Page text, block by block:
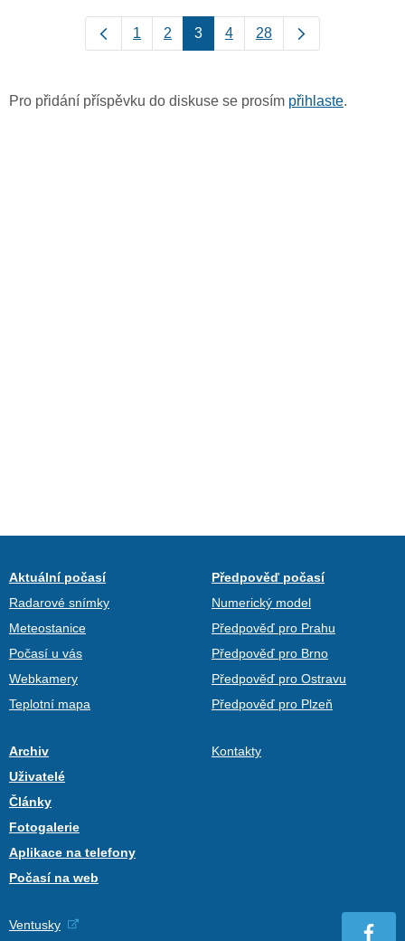
1 2 3 4 28
Pro přidání příspěvku do diskuse se prosím přihlaste.
Aktuální počasí
Radarové snímky
Meteostanice
Počasí u vás
Webkamery
Teplotní mapa
Předpověď počasí
Numerický model
Předpověď pro Prahu
Předpověď pro Brno
Předpověď pro Ostravu
Předpověď pro Plzeň
Archiv
Uživatelé
Články
Fotogalerie
Aplikace na telefony
Počasí na web
Kontakty
Ventusky